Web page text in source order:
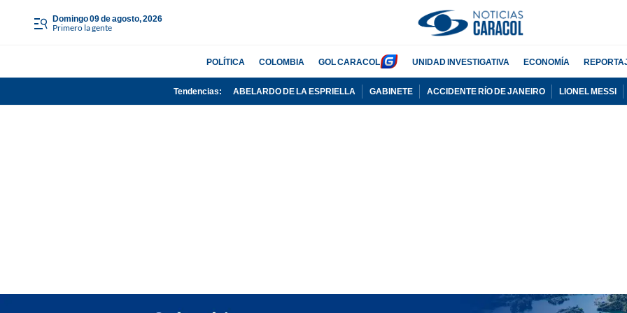
domingo 09 de agosto, 2026
Primero la gente
POLÍTICA COLOMBIA GOL CARACOL UNIDAD INVESTIGATIVA ECONOMÍA
Tendencias: ABELARDO DE LA ESPRIELLA GABINETE ACCIDENTE RÍO DE JANEIRO LIONEL MESSI